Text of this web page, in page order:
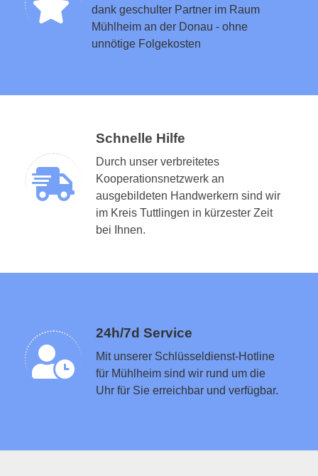
dank geschulter Partner im Raum
Mühlheim an der Donau - ohne
unnötige Folgekosten
Schnelle Hilfe
Durch unser verbreitetes
Kooperationsnetzwerk an
ausgebildeten Handwerkern sind wir
im Kreis Tuttlingen in kürzester Zeit
bei Ihnen.
24h/7d Service
Mit unserer Schlüsseldienst-Hotline
für Mühlheim sind wir rund um die
Uhr für Sie erreichbar und verfügbar.
Schlüsseldienst in der Nähe vermitteln